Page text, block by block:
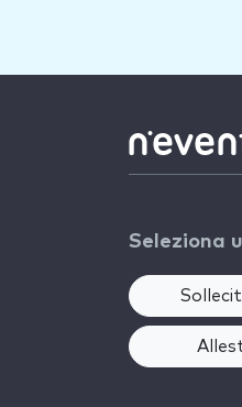
Seleziona